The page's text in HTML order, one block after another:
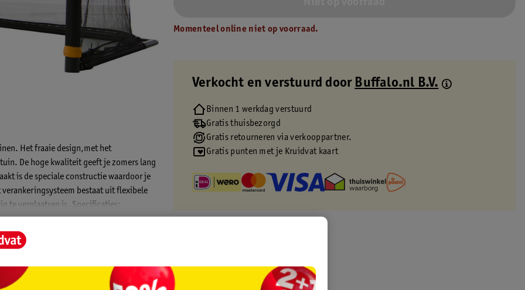
Het fraaie design,met het
De hoge kwaliteit geeft je zomers lang
is de speciale constructie waardoor je
bestaat uit flexibele
te verplaatsen is. Specificaties:
Momenteel online niet op voorraad.
Verkocht en verstuurd door Buffalo.nl B.V.
Binnen 1 werkdag verstuurd
Gratis thuisbezorgd
Gratis retourneren via verkooppartner.
Gratis punten met je Kruidvat kaart